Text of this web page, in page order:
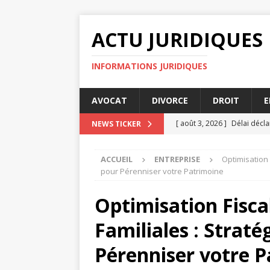
ACTU JURIDIQUES
INFORMATIONS JURIDIQUES
AVOCAT DIVORCE DROIT
NEWS TICKER [ août 3, 2026 ] Délai
[ août 3, 2026 ]
ENTREPRISE
[ juillet 30, 2026 ] Que
ACCUEIL ENTREPRISE
pour Pérenniser votre Patrimoine
Optimisation
Familiales :
Pérenniser votre